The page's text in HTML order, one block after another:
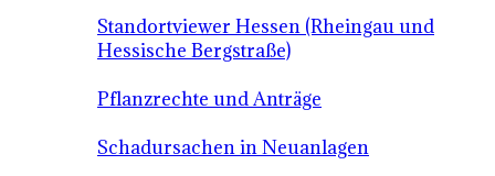
Standortviewer Hessen (Rheingau und
Hessische Bergstraße)
Pflanzrechte und Anträge
Schadursachen in Neuanlagen